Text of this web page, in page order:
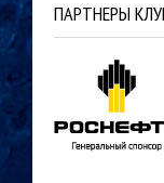
ПАРТНЕРЫ